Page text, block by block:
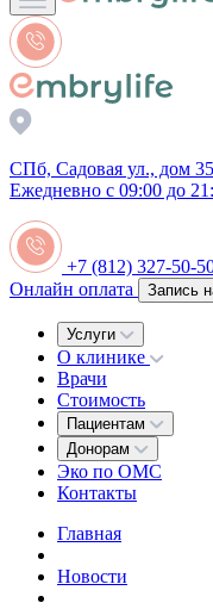
СПб, Садовая ул., дом 35
Ежедневно с 09:00 до
+7 (812) 327-50-
Онлайн оплата
Запись
Услуги
О клинике
Врачи
Стоимость
Пациентам
Донорам
Эко по ОМС
Контакты
Главная
Новости